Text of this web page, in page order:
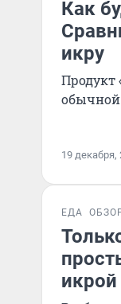
Как
икру
Продукт
19 декабря,
ЕДА